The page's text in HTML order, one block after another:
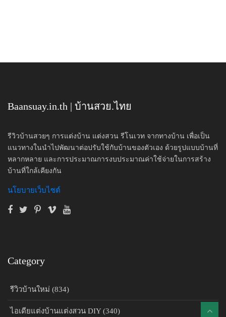
Baansuay.in.th | บ้านสวย.ไทย
รีวิวบ้านสวยๆ การแต่งบ้าน แต่งสวน รีโนเวท จากทางบ้าน เพื่อเป็น
แนวทางในนำไปพัฒนาต่อปรับใช้กับบ้านของตัวเอง ด้วยรูปแบบบ้านที่
หลากหลาย และการประมาณการงบประมาณค่าใช้จ่ายในการสร้าง
บ้านที่ใกล้เคียงกัน
นโยบายเว็บไซต์
Category
รีวิวบ้านใหม่ (834)
ไอเดียแต่งบ้านแต่งสวน DIY (340)